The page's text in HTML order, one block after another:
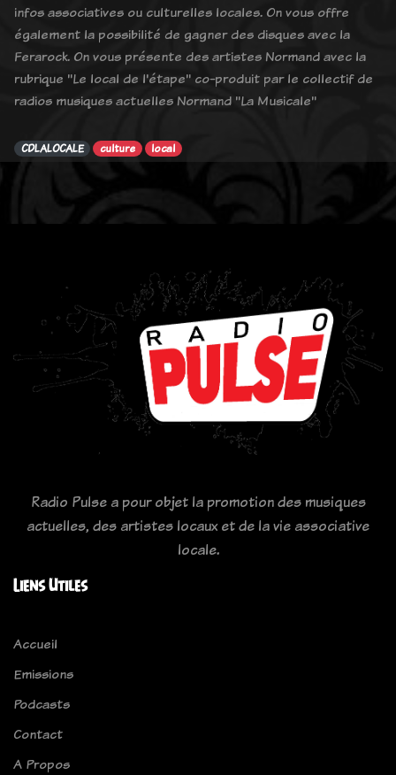
infos associatives ou culturelles locales. On vous offre
également la possibilité de gagner des disques avec la
Ferarock. On vous présente des artistes Normand avec la
rubrique "Le local de l'étape" co-produit par le collectif de
radios musiques actuelles Normand "La Musicale"
CDLALOCALE culture local
Radio Pulse a pour objet la promotion des musiques
actuelles, des artistes locaux et de la vie associative
locale.
Liens Utiles
Accueil
Emissions
Podcasts
Contact
A Propos